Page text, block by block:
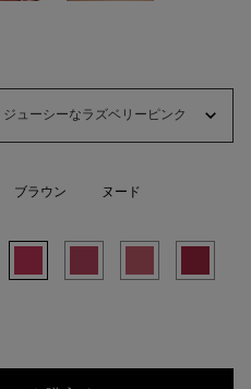
ューシーなラズベリーピンク
ブラウン ヌード
】 - とろけるソルベのような煌めくシュ
フレッシュなピンクコーラル, 2/11
ンは在庫切れです, 44 - ヌード ラヴァ